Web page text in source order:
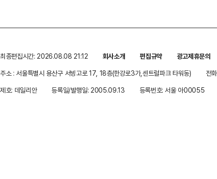
최종편집시간: 2026.08.08 21:12 회사소개 편집규약
광고제휴문의
주소 : 서울특별시 용산구 서빙고로 17, 18층(한강로3가,센트럴파크 타워동)
전
제호: 데일리안
등록일/발행일: 2005.09.13 등록번호: 서울 아00055